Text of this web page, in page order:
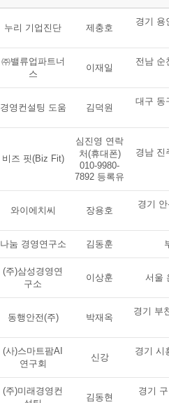
누리 기업진단 제충호
경기 용
㈜밸류업파트너
스
이재일
전남 순
경영컨설팅 도움 김덕원
대구 동
비즈 핏(Biz Fit)
심진영 연락
처(휴대폰)
010-9980-
7892 등록유
경남 진
와이에치씨 장용호
경기
나눔 경영연구소 김동훈
(주)삼성경영연
구소
이상훈 서울
동행안전(주) 박재옥
경기 부
(사)스마트팜AI
연구회
신강
경기 시
(주)미래경영컨
김동현
경기